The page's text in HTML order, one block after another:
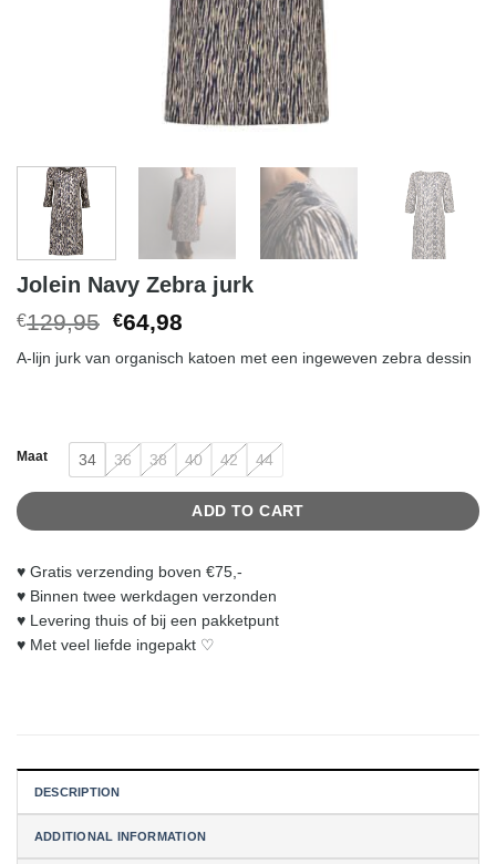
Jolein Navy Zebra jurk
€129,95 Original
was:
€64,98
is:
A-lijn jurk van organisch katoen met een ingeweven zebra dessin
Maat 34 36 38 40 42 44
ADD TO CART
♥︎ Gratis verzending boven €75,-
♥︎ Binnen twee werkdagen verzonden
♥︎ Levering thuis of bij een pakketpunt
♥︎ Met veel liefde ingepakt ♡
DESCRIPTION
ADDITIONAL INFORMATION